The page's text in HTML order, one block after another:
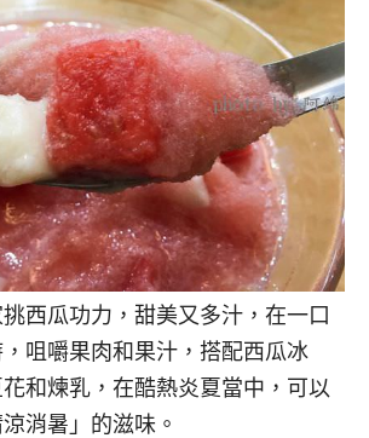
西瓜功力，甜美又多汁，在一口
咀嚼果肉和果汁，搭配西瓜冰
和煉乳，在酷熱炎夏當中，可以
消暑」的滋味。